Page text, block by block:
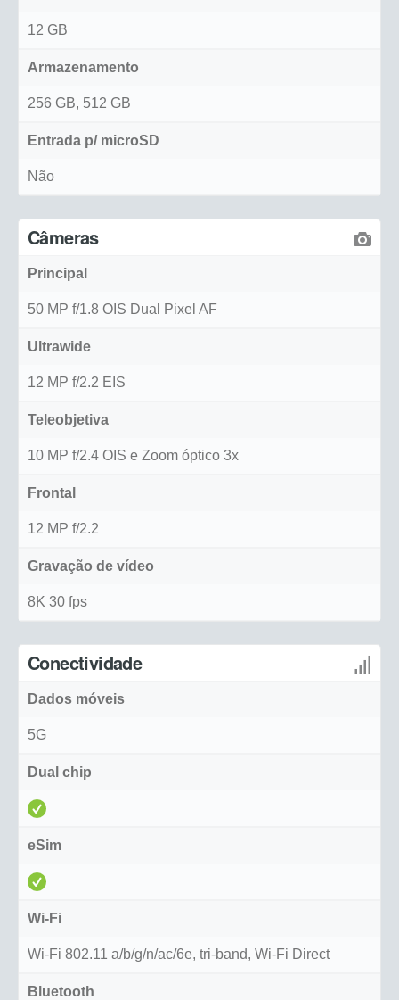
12 GB
Armazenamento
256 GB, 512 GB
Entrada p/ microSD
Não
Câmeras
Principal
50 MP f/1.8 OIS Dual Pixel AF
Ultrawide
12 MP f/2.2 EIS
Teleobjetiva
10 MP f/2.4 OIS e Zoom óptico 3x
Frontal
12 MP f/2.2
Gravação de vídeo
8K 30 fps
Conectividade
Dados móveis
5G
Dual chip
eSim
Wi-Fi
Wi-Fi 802.11 a/b/g/n/ac/6e, tri-band, Wi-Fi Direct
Bluetooth